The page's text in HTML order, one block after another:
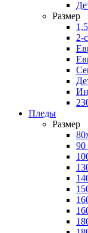
Размер
2-
Пледы
Размер
90